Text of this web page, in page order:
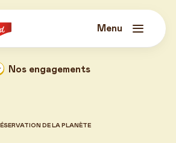
Menu
Nos engagements
DE LA PLANÈTE